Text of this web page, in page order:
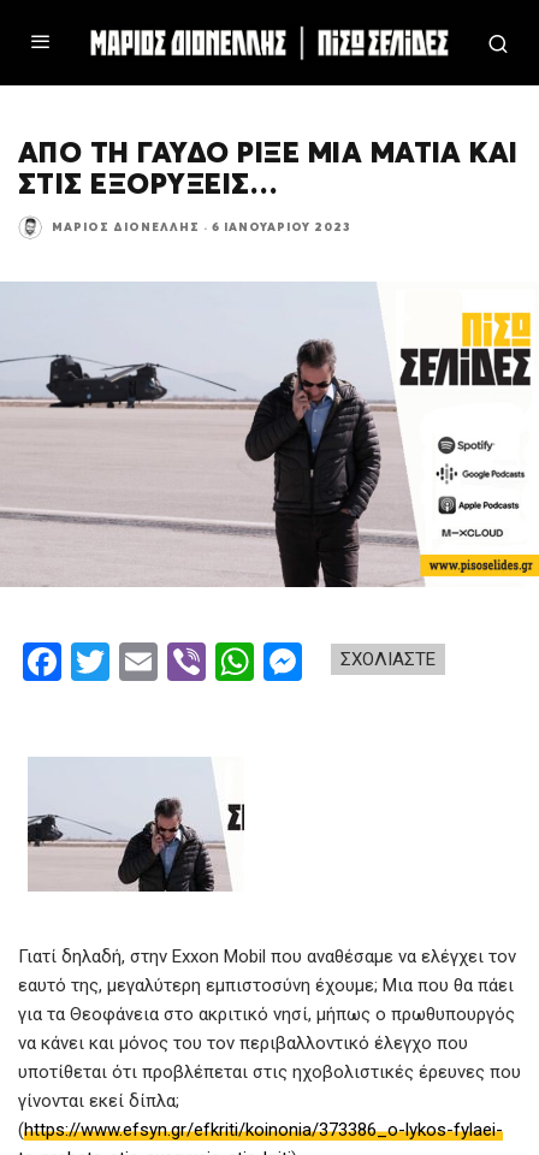
ΑΠΟ ΤΗ ΓΑΥΔΟ ΡΙΞΕ ΜΙΑ ΜΑΤΙΑ ΚΑΙ
ΣΤΙΣ ΕΞΟΡΥΞΕΙΣ…
ΜΆΡΙΟΣ ΔΙΟΝΈΛΛΗΣ · 6 ΙΑΝΟΥΑΡΊΟΥ 2023
ΣΧΟΛΙΑΣΤΕ
F
o
o
k
T
E
Vi
W
Γιατί δηλαδή, στην Exxon Mobil που αναθέσαμε να ελέγχει τον
εαυτό της, μεγαλύτερη εμπιστοσύνη έχουμε; Μια που θα πάει
για τα Θεοφάνεια στο ακριτικό νησί, μήπως ο πρωθυπουργός
να κάνει και μόνος του τον περιβαλλοντικό έλεγχο που
υποτίθεται ότι προβλέπεται στις ηχοβολιστικές έρευνες που
γίνονται εκεί δίπλα;
(https://www.efsyn.gr/efkriti/koinonia/373386_o-lykos-fylaei-